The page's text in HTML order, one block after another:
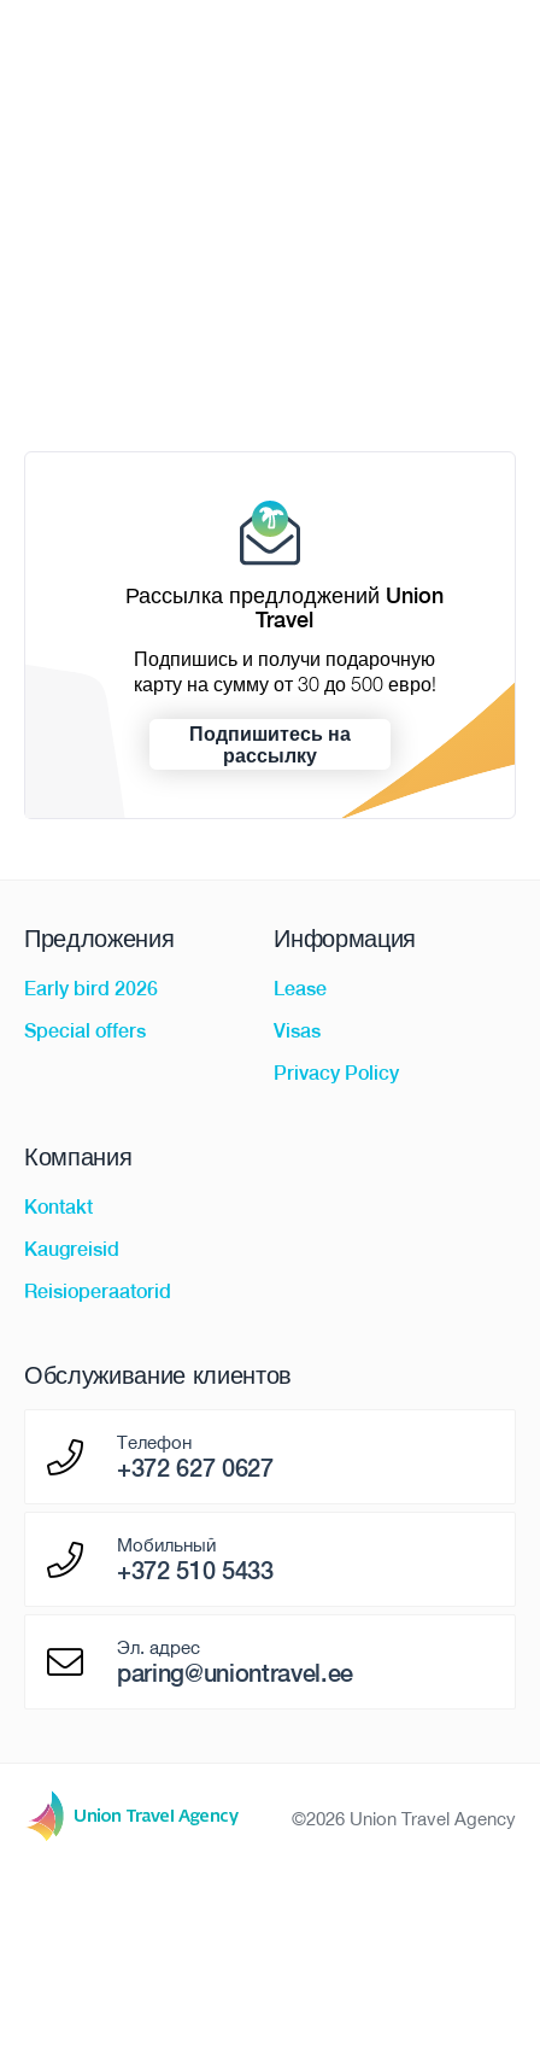
Рассылка предлоджений Union
Travel
Подпишись и получи подарочную
карту на сумму от 30 до 500 евро!
Подпишитесь на
рассылку
Предложения
Early bird 2026
Special offers
Информация
Lease
Visas
Privacy Policy
Компания
Kontakt
Kaugreisid
Reisioperaatorid
Обслуживание клиентов
Телефон
+372 627 0627
Мобильный
+372 510 5433
Эл. адрес
paring@uniontravel.ee
©2026 Union Travel Agency